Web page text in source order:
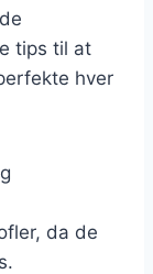
tips til at
hver
da de